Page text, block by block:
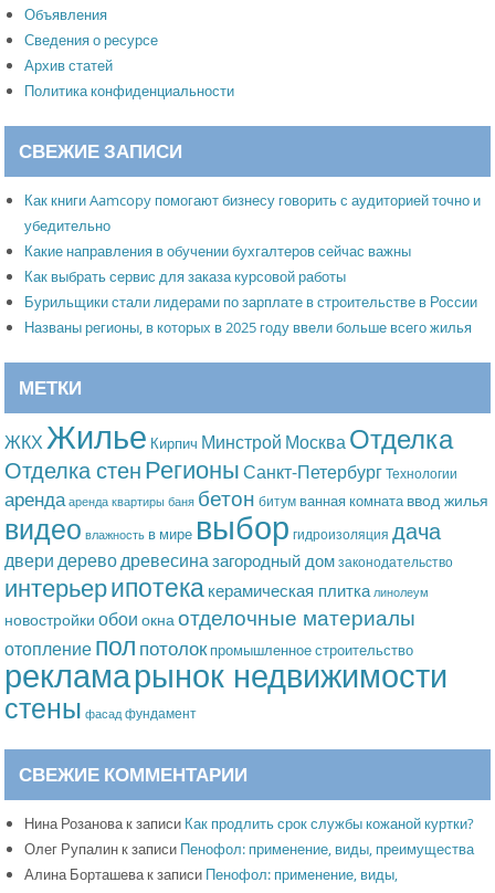
Объявления
Сведения о ресурсе
Архив статей
Политика конфиденциальности
СВЕЖИЕ ЗАПИСИ
Как книги Aamcopy помогают бизнесу говорить с аудиторией точно и
убедительно
Какие направления в обучении бухгалтеров сейчас важны
Как выбрать сервис для заказа курсовой работы
Бурильщики стали лидерами по зарплате в строительстве в России
Названы регионы, в которых в 2025 году ввели больше всего жилья
МЕТКИ
ЖКХ Жилье Кирпич Минстрой МоскваОтделка
Отделка стенРегионы Санкт-Петербург Технологии
аренда аренда квартиры баня бетон битум ванная комната ввод жилья
видео влажность в мире выбор гидроизоляция дача
двери дереводревесиназагородный дом законодательство
интерьерипотека керамическая плитка линолеум
новостройки обои окнаотделочные материалы
отоплениепол потолок промышленное строительство
рекламарынок недвижимости
стены фасад фундамент
СВЕЖИЕ КОММЕНТАРИИ
Нина Розановак записи Как продлить срок службы кожаной куртки?
Олег Рупалин к записи Пенофол: применение, виды, преимущества
Алина Борташевак записи Пенофол: применение, виды,